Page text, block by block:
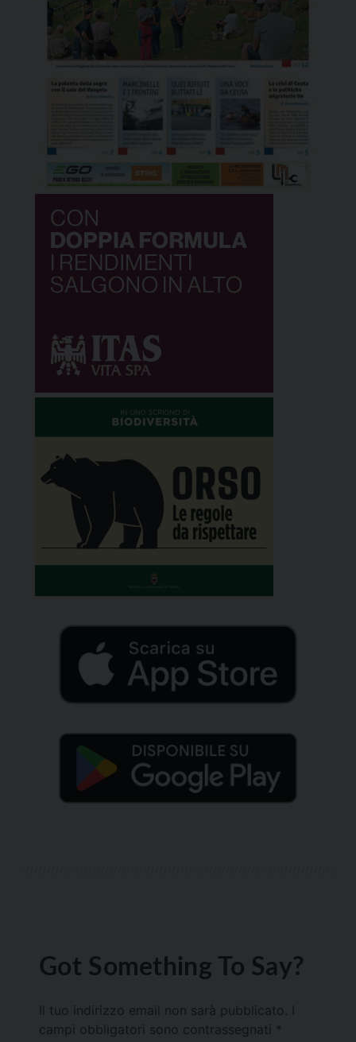
Got Something To Say?
Il tuo indirizzo email non sarà pubblicato.
campi obbligatori sono contrassegnati *